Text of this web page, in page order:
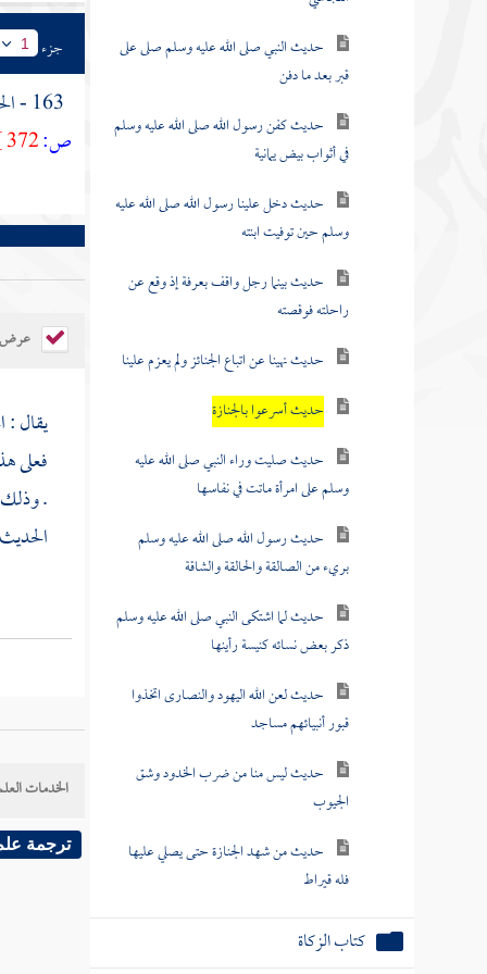
حديث النبي صلى الله عليه وسلم صلى على
قبر بعد ما دفن
حديث كفن رسول الله صلى الله عليه وسلم
في أثواب بيض يمانية
حديث دخل علينا رسول الله صلى الله عليه
وسلم حين توفيت ابنته
حديث بينما رجل واقف بعرفة إذ وقع عن
راحلته فوقصته
حديث نهينا عن اتباع الجنائز ولم يعزم علينا
حديث أسرعوا بالجنازة
حديث صليت وراء النبي صلى الله عليه
وسلم على امرأة ماتت في نفاسها
حديث رسول الله صلى الله عليه وسلم
بريء من الصالقة والحالقة والشاقة
حديث لما اشتكى النبي صلى الله عليه وسلم
ذكر بعض نسائه كنيسة رأينها
حديث لعن الله اليهود والنصارى اتخذوا
قبور أنبيائهم مساجد
حديث ليس منا من ضرب الخدود وشق
الجيوب
حديث من شهد الجنازة حتى يصلي عليها
فله قيراط
كتاب الزكاة
جزء 1
ص:
عرض
يقال :
فعلى
.
الخدمات
ترجمة